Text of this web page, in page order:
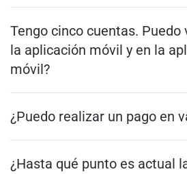
Tengo cinco cuentas. Puedo
la aplicación móvil y en la
móvil?
¿Puedo realizar un pago en
¿Hasta qué punto es actual